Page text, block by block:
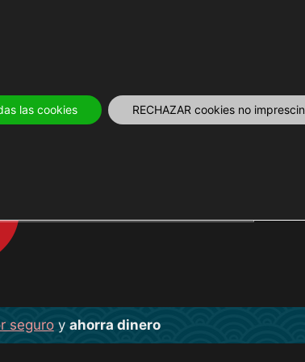
seguroy ahorra dinero
las cookies RECHAZAR cookies no